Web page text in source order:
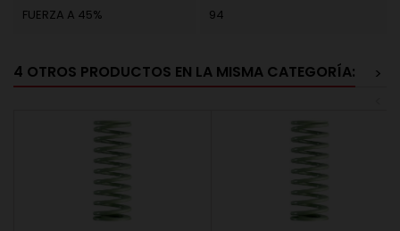
FUERZA A 45% 94
4 OTROS PRODUCTOS EN LA MISMA CATEGORÍA:
>